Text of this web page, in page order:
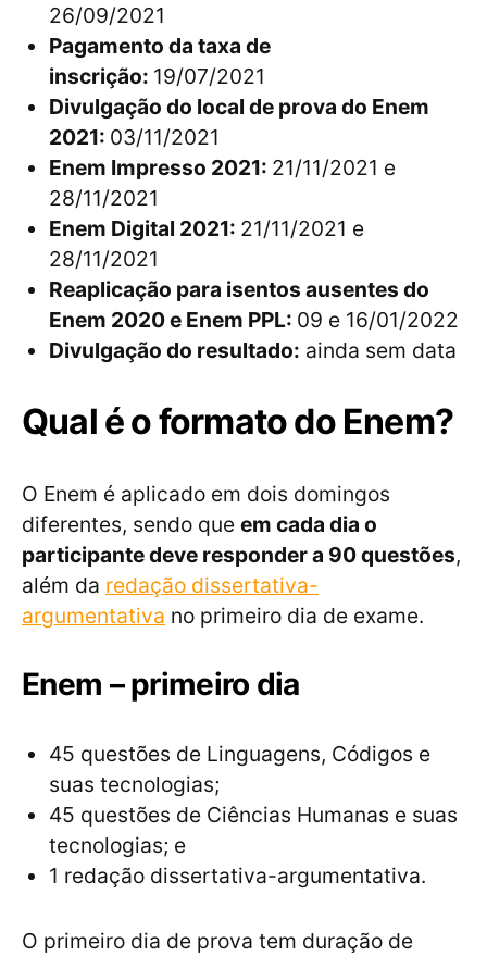
26/09/2021
Pagamento da taxa de
inscrição: 19/07/2021
Divulgação do local de prova do Enem
2021: 03/11/2021
Enem Impresso 2021: 21/11/2021 e
28/11/2021
Enem Digital 2021: 21/11/2021 e
28/11/2021
Reaplicação para isentos ausentes do
Enem 2020 e Enem PPL: 09 e 16/01/2022
Divulgação do resultado: ainda sem data
Qual é o formato do Enem?
O Enem é aplicado em dois domingos
diferentes, sendo que em cada dia o
participante deve responder a 90 questões,
além da redação dissertativa-
argumentativa no primeiro dia de exame.
Enem – primeiro dia
45 questões de Linguagens, Códigos e
suas tecnologias;
45 questões de Ciências Humanas e suas
tecnologias; e
1 redação dissertativa-argumentativa.
O primeiro dia de prova tem duração de